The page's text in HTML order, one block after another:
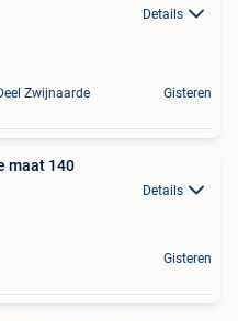
Details
Zwijnaarde Gisteren
maat 140
Details
Gisteren